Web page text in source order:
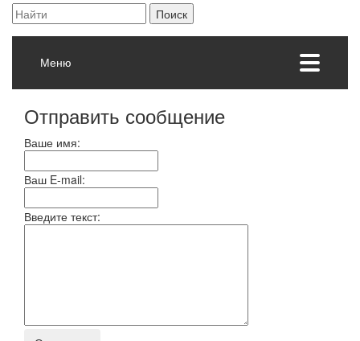
Меню
Отправить сообщение
Ваше имя:
Ваш E-mail:
Введите текст: